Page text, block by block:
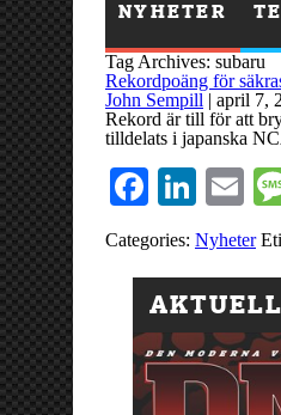
NYHETER
Tag Archives: subaru
Rekordpoäng för
John Sempill | april 7,
Rekord är till för att
tilldelats i japanska
Categories: Nyheter